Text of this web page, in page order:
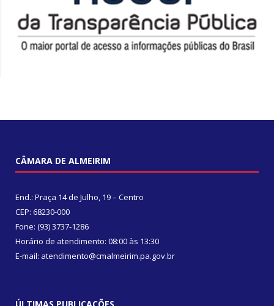
CÂMARA DE ALMEIRIM
End.: Praça 14 de Julho, 19 – Centro
CEP: 68230-000
Fone: (93) 3737-1286
Horário de atendimento: 08:00 às 13:30
E-mail: atendimento@cmalmeirim.pa.gov.br
ÚLTIMAS PUBLICAÇÕES